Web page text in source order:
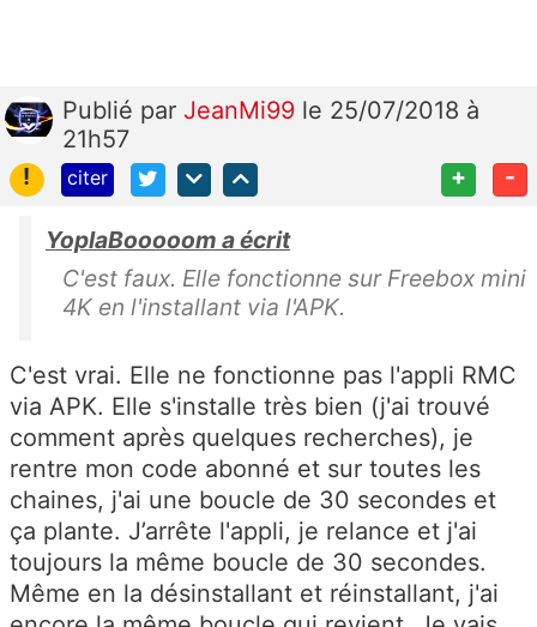
Publié par JeanMi99 le 25/07/2018 à
21h57
!
citer + -
YoplaBooooom a écrit
C'est faux. Elle fonctionne sur Freebox mini
4K en l'installant via l'APK.
C'est vrai. Elle ne fonctionne pas l'appli RMC
via APK. Elle s'installe très bien (j'ai trouvé
comment après quelques recherches), je
rentre mon code abonné et sur toutes les
chaines, j'ai une boucle de 30 secondes et
ça plante. J’arrête l'appli, je relance et j'ai
toujours la même boucle de 30 secondes.
Même en la désinstallant et réinstallant, j'ai